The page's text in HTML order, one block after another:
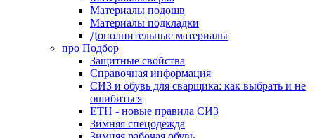
Материалы подошв
Материалы подкладки
Дополнительные материалы
про Подбор
Защитные свойства
Справочная информация
СИЗ и обувь для сварщика: как выбрать и не
ошибиться
ЕТН - новые правила СИЗ
Зимняя спецодежда